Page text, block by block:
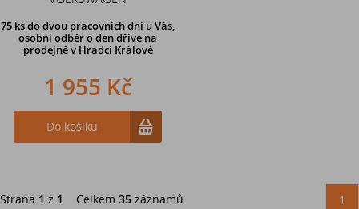
75 ksdo dvou pracovních dní u Vás,
osobní odběr o den dříve na
prodejně v Hradci Králové
1 955 Kč
Do košíku
Strana 1 z 1 Celkem 35 záznamů 1